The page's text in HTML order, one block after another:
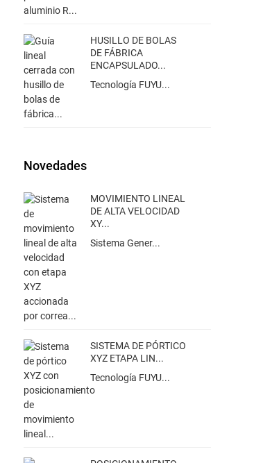
HUSILLO DE BOLAS
DE FÁBRICA
ENCAPSULADO...
Tecnología FUYU...
Novedades
MOVIMIENTO LINEAL
DE ALTA VELOCIDAD
XY...
Sistema Gener...
SISTEMA DE PÓRTICO
XYZ ETAPA LIN...
Tecnología FUYU...